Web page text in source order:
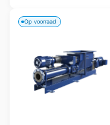
Op voorraad